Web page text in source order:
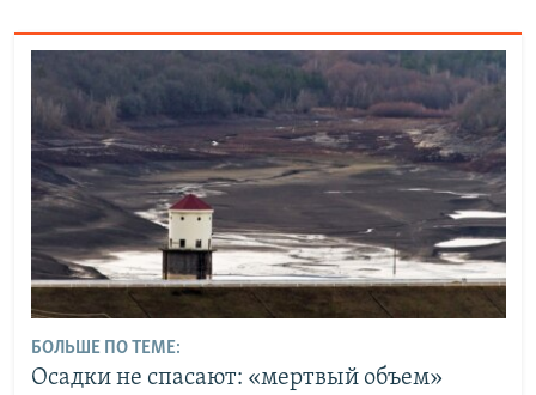
БОЛЬШЕ ПО ТЕМЕ:
Осадки не спасают: «мертвый объем»